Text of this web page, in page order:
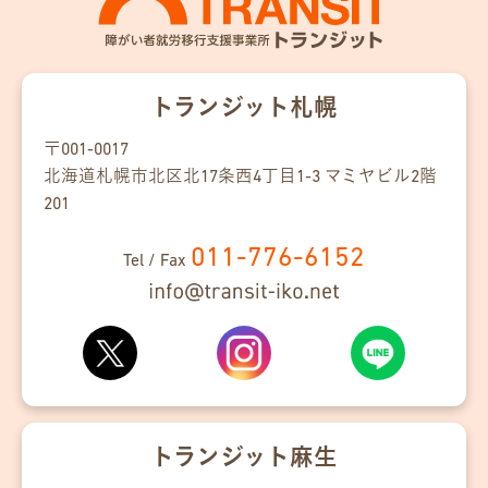
トランジット札幌
〒001-0017
北海道札幌市北区北17条西4丁目 1-3 マミヤビル2階
201
Tel / Fax 011-776-6152
トランジット麻生